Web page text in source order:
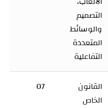
التصميم
والوسائط
المتعددة
التفاعلية
القانون
الخاص
07